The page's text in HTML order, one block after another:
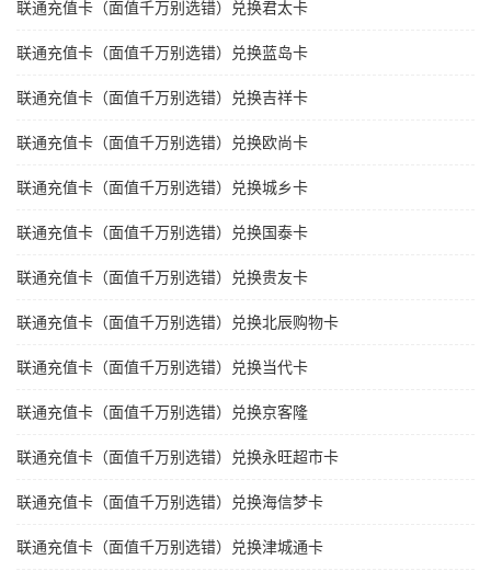
联通充值卡（面值千万别选错）兑换君太卡
联通充值卡（面值千万别选错）兑换蓝岛卡
联通充值卡（面值千万别选错）兑换吉祥卡
联通充值卡（面值千万别选错）兑换欧尚卡
联通充值卡（面值千万别选错）兑换城乡卡
联通充值卡（面值千万别选错）兑换国泰卡
联通充值卡（面值千万别选错）兑换贵友卡
联通充值卡（面值千万别选错）兑换北辰购物卡
联通充值卡（面值千万别选错）兑换当代卡
联通充值卡（面值千万别选错）兑换京客隆
联通充值卡（面值千万别选错）兑换永旺超市卡
联通充值卡（面值千万别选错）兑换海信梦卡
联通充值卡（面值千万别选错）兑换津城通卡